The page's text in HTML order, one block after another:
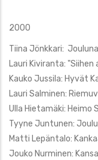
2000
Tiina Jönkkari:
Lauri Kiviranta:
Kauko Jussila: Hyvät
Lauri Salminen:
Ulla Hietamäki:
Tyyne Juntunen:
Matti Lepäntalo:
Jouko Nurminen: